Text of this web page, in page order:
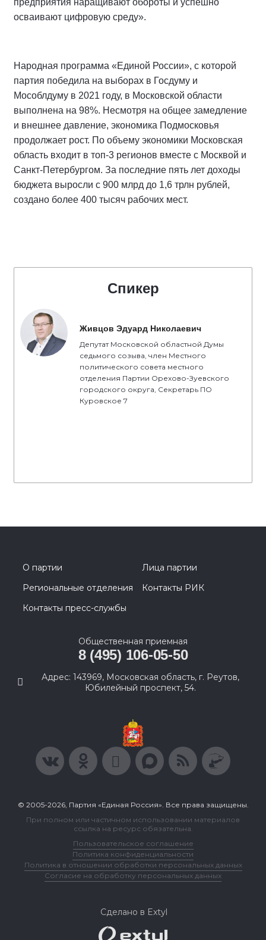
предприятия наращивают обороты и успешно
осваивают цифровую среду».
Народная программа «Единой России», с которой
партия победила на выборах в Госдуму и
Мособлдуму в 2021 году, в Московской области
выполнена на 98%. Несмотря на общее замедление
и внешнее давление, экономика Подмосковья
продолжает рост. По объему экономики Московская
область входит в топ-3 регионов вместе с Москвой и
Санкт-Петербургом. За последние пять лет доходы
бюджета выросли с 900 млрд до 1,6 трлн рублей,
создано более 400 тысяч рабочих мест.
Спикер
Живцов Эдуард Николаевич
Депутат Московской областной Думы
седьмого созыва, член Местного
политического совета местного
отделения Партии Орехово-Зуевского
городского округа, Секретарь ПО
Куровское 7
О партии
Лица партии
Региональные отделения
Контакты РИК
Контакты пресс-службы
Общественная приемная
8 (495) 106-05-50
Адрес: 143969, Московская область, г. Реутов,
Юбилейный проспект, 54.
© 2005-2026, Партия «Единая Россия». Все права защищены.
При полном или частичном использовании материалов
ссылка на ресурс обязательна.
Пользовательское соглашение
Политика конфиденциальности
Политика в отношении обработки персональных данных
Согласие на обработку персональных данных
Сделано в Extyl